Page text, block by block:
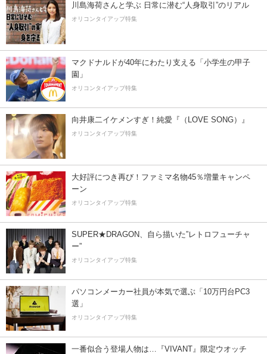
川島海荷さんと学ぶ 日常に潜む“人身取引”のリアル
オリコンタイアップ特集
マクドナルドが40年にわたり支える「小学生の甲子
園」
オリコンタイアップ特集
向井康二イケメンすぎ！純愛『（LOVE SONG）』
オリコンタイアップ特集
大好評につき再び！ファミマ名物45％増量キャンペ
ーン
オリコンタイアップ特集
SUPER★DRAGON、自ら描いた”レトロフューチャ
ー”
オリコンタイアップ特集
パソコンメーカー社員が本気で選ぶ「10万円台PC3
選」
オリコンタイアップ特集
一番似合う登場人物は…『VIVANT』限定ウオッチ